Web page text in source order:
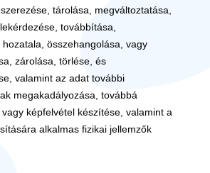
tárolása, megváltoztatása,
továbbítása,
hozatala, összehangolása, vagy
zárolása, törlése, és
valamint az adat további
megakadályozása, továbbá
képfelvétel készítése, valamint a
alkalmas fizikai jellemzők